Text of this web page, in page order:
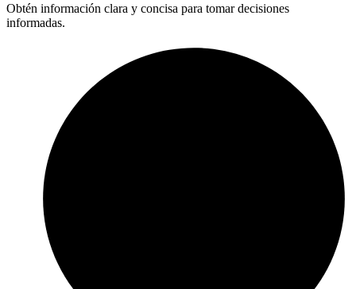
Obtén información clara y concisa para tomar decisiones
informadas.